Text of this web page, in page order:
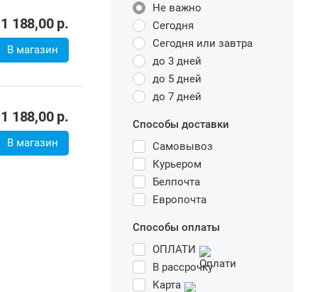
1 188,00р.
В магазин
1 188,00р.
В магазин
Не важно
Сегодня
Сегодня или завтра
до 3 дней
до 5 дней
до 7 дней
Способы доставки
Самовывоз
Курьером
Белпочта
Европочта
Способы оплаты
ОПЛАТИ
В рассрочку
Карта